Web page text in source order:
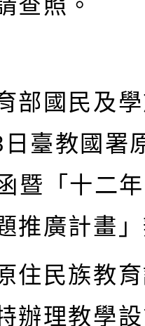
查照。
部國民及
日臺教國署
暨「十二
推廣計畫
住民族教
辦理教學